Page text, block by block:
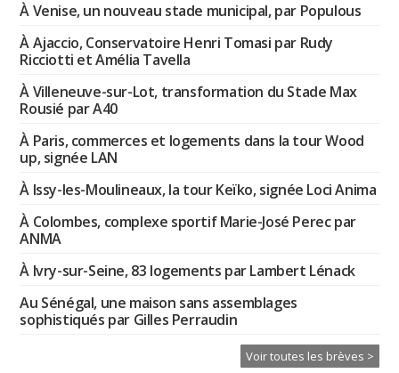
À Venise, un nouveau stade municipal, par Populous
À Ajaccio, Conservatoire Henri Tomasi par Rudy
Ricciotti et Amélia Tavella
À Villeneuve-sur-Lot, transformation du Stade Max
Rousié par A40
À Paris, commerces et logements dans la tour Wood
up, signée LAN
À Issy-les-Moulineaux, la tour Keïko, signée Loci Anima
À Colombes, complexe sportif Marie-José Perec par
ANMA
À Ivry-sur-Seine, 83 logements par Lambert Lénack
Au Sénégal, une maison sans assemblages
sophistiqués par Gilles Perraudin
Voir toutes les brèves >